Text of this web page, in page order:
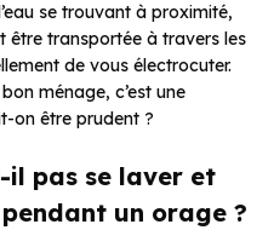
se trouvant à proximité,
être transportée à travers les
de vous électrocuter.
ménage, c’est une
on être prudent ?
il pas se laver et
un orage ?